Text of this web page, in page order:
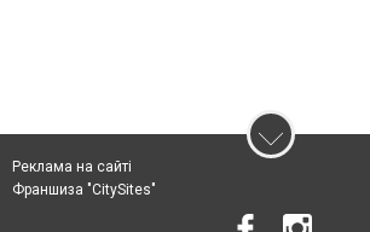
Реклама на сайті
Франшиза "CitySites"